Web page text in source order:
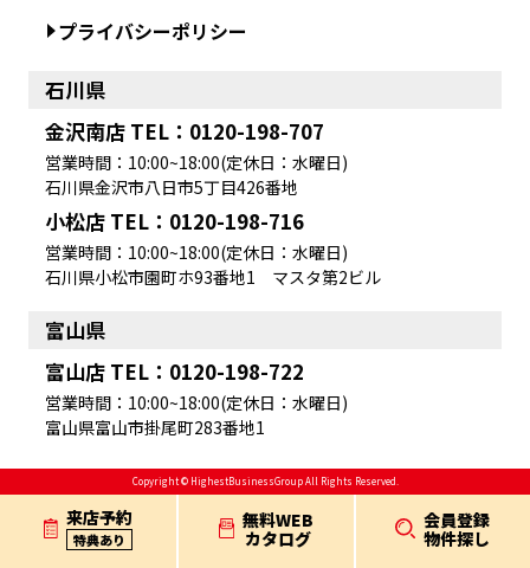
プライバシーポリシー
石川県
金沢南店 TEL：0120-198-707
営業時間：10:00~18:00(定休日：水曜日)
石川県金沢市八日市5丁目426番地
小松店 TEL：0120-198-716
営業時間：10:00~18:00(定休日：水曜日)
石川県小松市園町ホ93番地1 マスタ第2ビル
富山県
富山店 TEL：0120-198-722
営業時間：10:00~18:00(定休日：水曜日)
富山県富山市掛尾町283番地1
Copyright © HighestBusinessGroup All Rights Reserved.
来店予約
特典あり
無料WEB
カタログ
会員登録
物件探し